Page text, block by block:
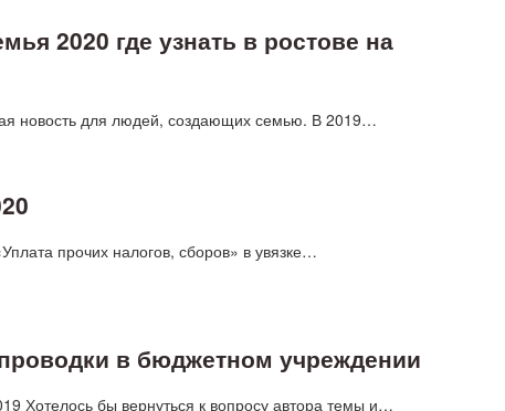
2020 где узнать в ростове на
новость для людей, создающих семью. В 2019…
прочих налогов, сборов» в увязке…
в бюджетном учреждении
Хотелось бы вернуться к вопросу автора темы и…